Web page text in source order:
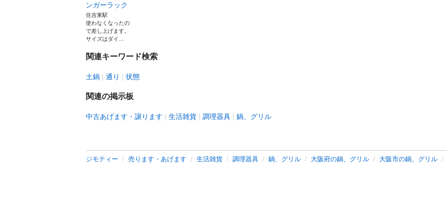
ンガーラック
住吉東駅
使わなくなったの
で差し上げます。
サイズはダイ...
関連キーワード検索
土鍋 通り 状態
関連の掲示板
中古あげます・譲ります 生活雑貨 調理器具 鍋、グリル
ジモティー 売ります・あげます 生活雑貨 調理器具 鍋、グリル 大阪府の鍋、グリル 大阪市の鍋、グリル